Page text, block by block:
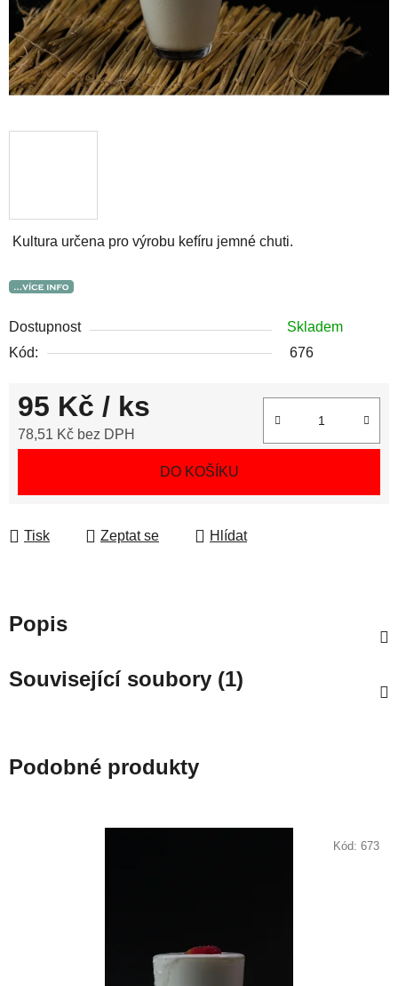
Kultura určena pro výrobu kefíru jemné chuti.
Dostupnost
Skladem
Kód:
676
95 Kč / ks
78,51 Kč bez DPH
DO KOŠÍKU
Tisk Zeptat se Hlídat
Popis
Související soubory (1)
Podobné produkty
Kód: 673